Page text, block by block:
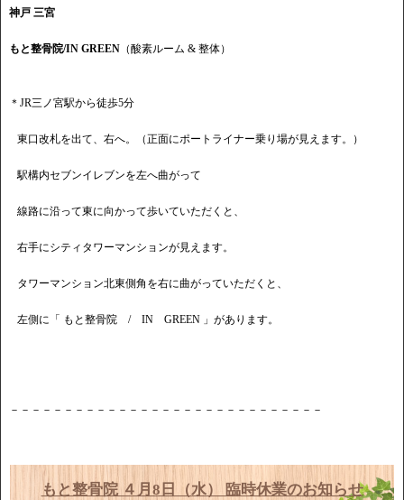
神戸 三宮
もと整骨院/IN GREEN （酸素ルーム & 整体）
＊JR三ノ宮駅から徒歩5分
東口改札を出て、右へ。（正面にポートライナー乗り場が見えます。）
駅構内セブンイレブンを左へ曲がって
線路に沿って東に向かって歩いていただくと、
右手にシティタワーマンションが見えます。
タワーマンション北東側角を右に曲がっていただくと、
左側に「 もと整骨院 / IN GREEN 」があります。
－－－－－－－－－－－－－－－－－－－－－－－－－－－－－
もと整骨院 ４月8日（水） 臨時休業のお知らせ